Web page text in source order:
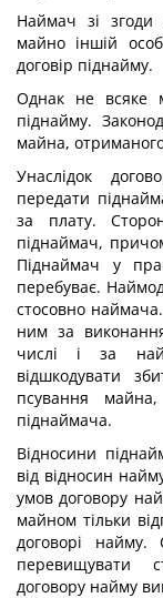
Наймач зі
майно іншій
договір піднайму.
Однак не всяке
піднайму.
майна,
Унаслідок
передати
за плату.
піднаймач,
Піднаймач у
перебуває.
стосовно
ним за
числі і за
відшкодувати
псування
піднаймача.
Відносини
від відносин
умов договору
майном тільки
договорі найму.
перевищувати
договору найму